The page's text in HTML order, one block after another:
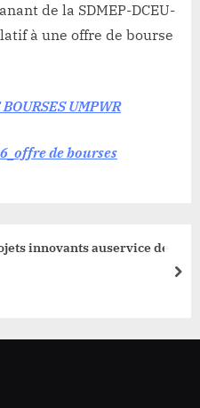
de la SDMEP-DCEU-
à une offre de bourse
UMPWR
de bourses
innovants auservice de